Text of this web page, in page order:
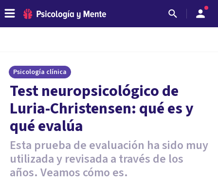
Psicología clínica
Test neuropsicológico de
Luria-Christensen: qué es y
qué evalúa
Esta prueba de evaluación ha sido muy
utilizada y revisada a través de los
años. Veamos cómo es.